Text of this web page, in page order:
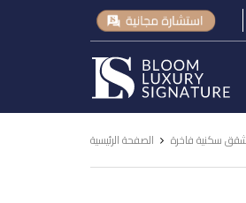
Luxury
Signature
الصفحة الرئيسية سكنية فاخرة